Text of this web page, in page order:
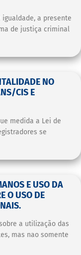
a presente
de justiça criminal
NO
CIS E
medida a Lei de
se
E USO DA
O USO DE
a utilização das
mas nao somente